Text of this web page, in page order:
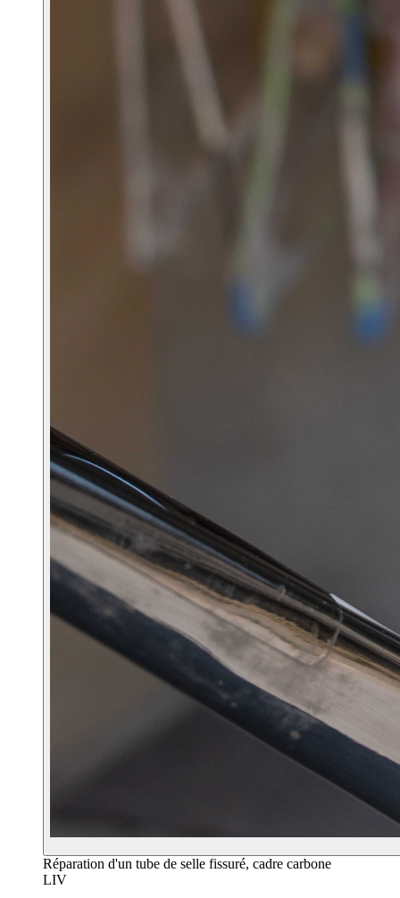
Réparation d'un tube de selle fissuré, cadre carbone
LIV